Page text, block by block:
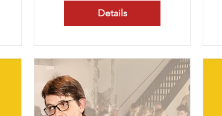
Details